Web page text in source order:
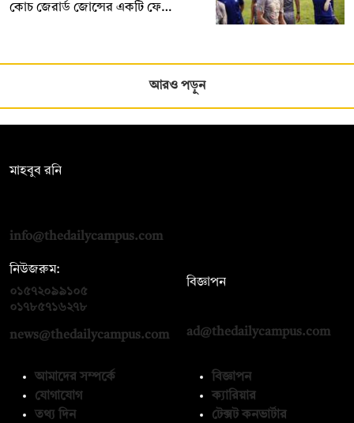
কোচ জেরার্ড জোন্সের একটি ফে…
আরও পড়ুন
মাহবুব রনি
info@thedailycampus.com
নিউজরুম:
০১৫৭২০৯৯১০৫
০১৭৮৫৭১৬২৭৮
news@thedailycampus.com
বিজ্ঞাপন
ad@thedailycampus.com
আমাদের সম্পর্কে
যোগাযোগ
তথ্য দিন
বিজ্ঞাপন
ক্যারিয়ার
টেক্সট কনভার্টার